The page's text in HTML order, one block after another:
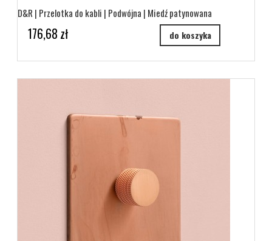
D&R | Przelotka do kabli | Podwójna | Miedź patynowana
176,68 zł do koszyka